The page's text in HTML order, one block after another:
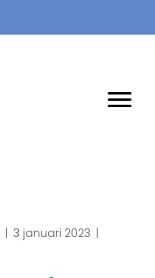
| 3 januari 2023 |